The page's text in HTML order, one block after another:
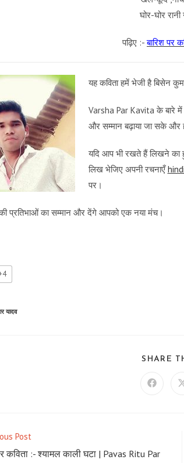
घोर-घोर
पढ़िए :-बारिश पर
यह कविता हमें भेजी है बिसेन
Varsha Par Kavitaके बारे
और सम्मान बढ़ाया जा सके और
यदि आप भी रखते हैं लिखने का
लिख भेजिए अपनी रचनाएँ
पर।
प्रतिभाओं का सम्मान और देंगे आपको एक नया मंच।
यादव
SHARE
Opens
Post
कविता :- श्यामल काली घटा | Pavas Ritu Par